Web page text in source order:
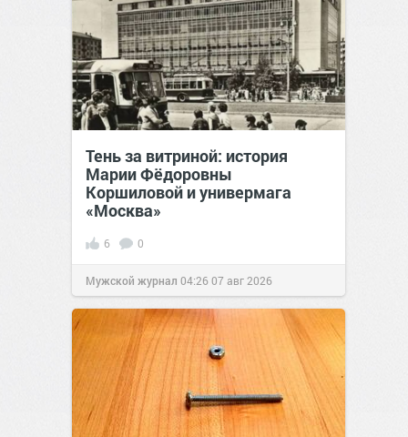
Тень за витриной: история
Марии Фёдоровны
Коршиловой и универмага
«Москва»
6 0
Мужской журнал 04:2607 авг 2026